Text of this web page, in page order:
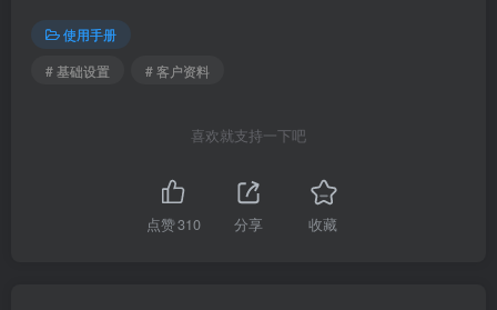
使用手册
# 基础设置
# 客户资料
喜欢就支持一下吧
点赞310 分享 收藏